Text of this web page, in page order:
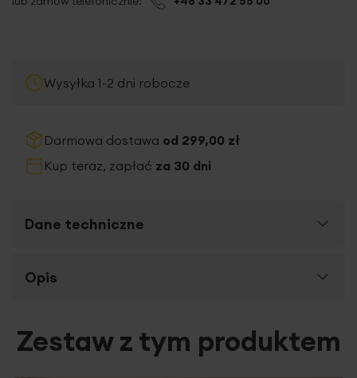
Wysyłka 1-2 dni robocze
Darmowa dostawa od 299,00 zł
Kup teraz, zapłać za 30 dni
Dane techniczne
Więcej
informacji
SKU
Szerokość towaru 8 cm
Długość towaru
Opis
Szukasz efektownych drobiazgów, które efektownie
podkreślą aranżację wnętrza? Dobierającceramiczne
możemy z łatwością odmienić aranżację
Zestaw z tym produktem